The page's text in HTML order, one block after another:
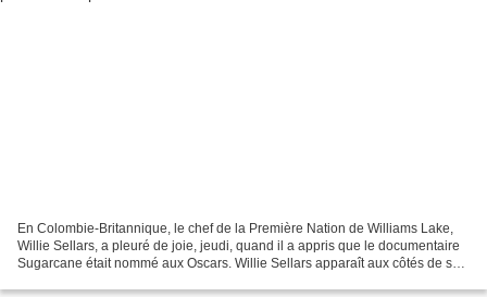
En Colombie-Britannique, le chef de la Première Nation de Williams Lake,
Willie Sellars, a pleuré de joie, jeudi, quand il a appris que le documentaire
Sugarcane était nommé aux Oscars. Willie Sellars apparaît aux côtés de sa